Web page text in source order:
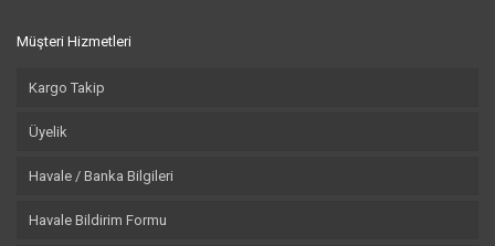
Müşteri Hizmetleri
Kargo Takip
Üyelik
Havale / Banka Bilgileri
Havale Bildirim Formu